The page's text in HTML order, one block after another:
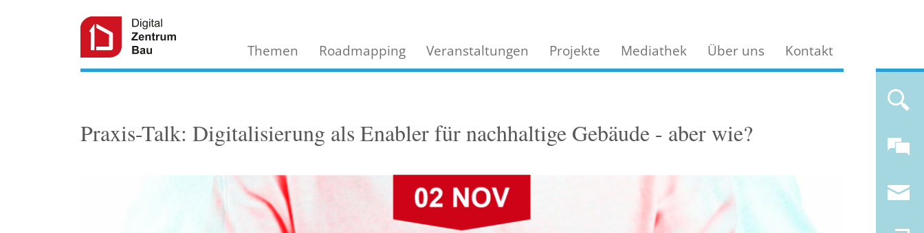
Themen Roadmapping Veranstaltungen Projekte Mediathek Über uns Kontakt
Praxis-Talk: Digitalisierung als Enabler für nachhaltige Gebäude - aber wie?